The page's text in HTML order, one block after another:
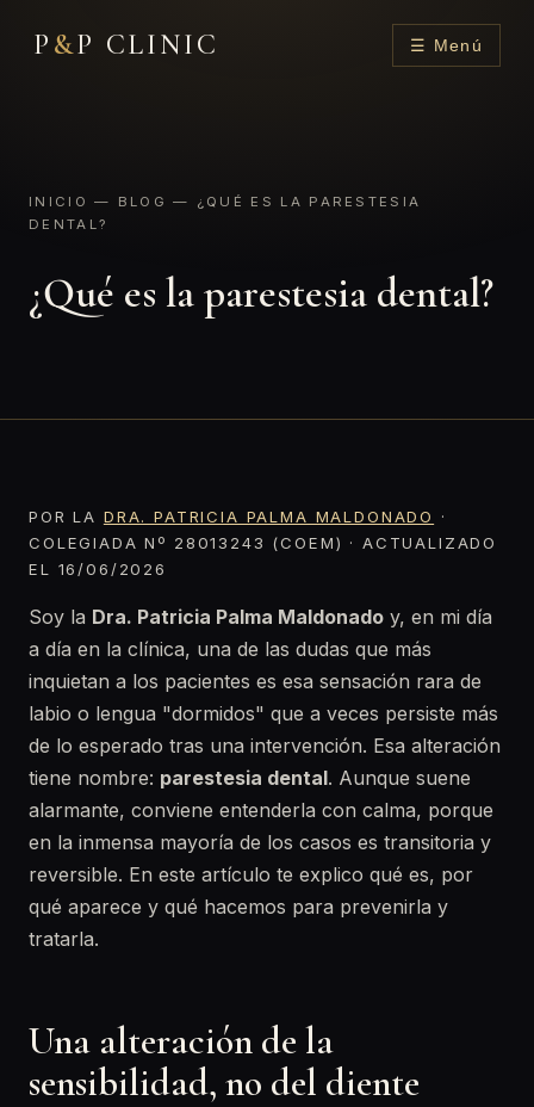
P &P CLINIC ☰ Menú
INICIO — BLOG — ¿QUÉ ES LA PARESTESIA
DENTAL?
¿Qué es la parestesia dental?
POR LA DRA. PATRICIA PALMA MALDONADO
·
COLEGIADA Nº 28013243 (COEM) · ACTUALIZADO
EL 16/06/2026
Soy la Dra. Patricia Palma Maldonado y, en mi día
a día en la clínica, una de las dudas que más
inquietan a los pacientes es esa sensación rara de
labio o lengua "dormidos" que a veces persiste más
de lo esperado tras una intervención. Esa alteración
tiene nombre: parestesia dental. Aunque suene
alarmante, conviene entenderla con calma, porque
en la inmensa mayoría de los casos es transitoria y
reversible. En este artículo te explico qué es, por
qué aparece y qué hacemos para prevenirla y
tratarla.
Una alteración de la
sensibilidad, no del diente